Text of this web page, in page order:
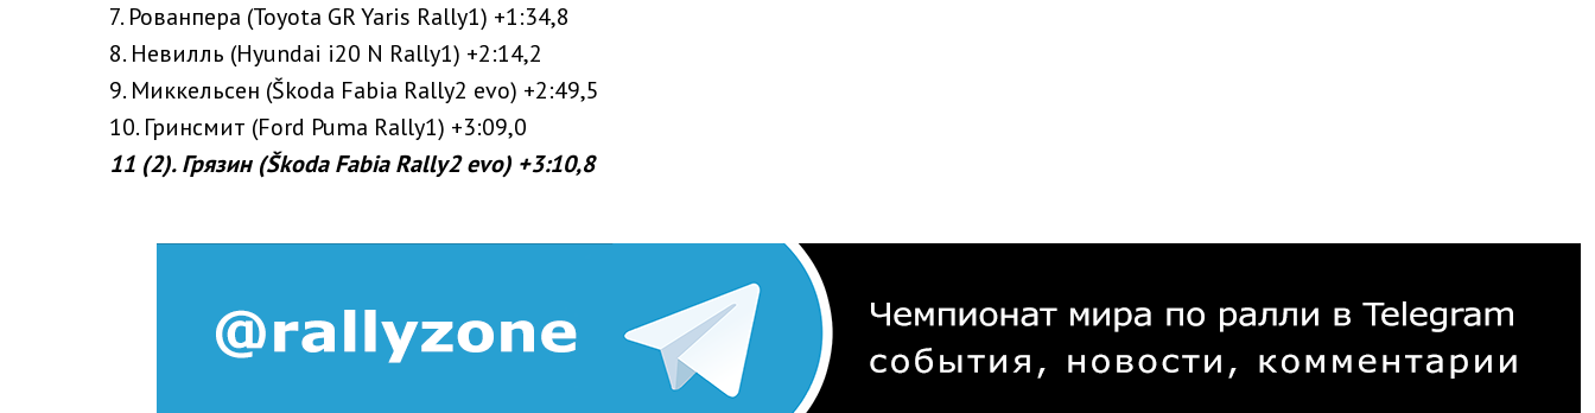
7. Рованпера (Toyota GR Yaris Rally1) +1:34,8
8. Невилль (Hyundai i20 N Rally1) +2:14,2
9. Миккельсен (Škoda Fabia Rally2 evo) +2:49,5
10. Гринсмит (Ford Puma Rally1) +3:09,0
11 (2). Грязин (Škoda Fabia Rally2 evo) +3:10,8